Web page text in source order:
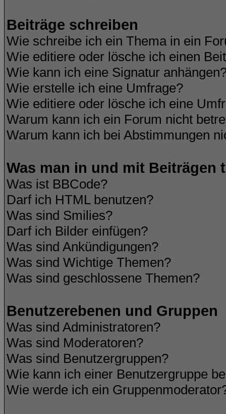
Beiträge schreiben
Wie schreibe ich ein Thema in ein
Wie editiere oder lösche ich einen
Wie kann ich eine Signatur
Wie erstelle ich eine Umfrage?
Wie editiere oder lösche ich eine
Warum kann ich ein Forum nicht
Warum kann ich bei Abstimmungen
Was man in und mit Beiträgen
Was ist BBCode?
Darf ich HTML benutzen?
Was sind Smilies?
Darf ich Bilder einfügen?
Was sind Ankündigungen?
Was sind Wichtige Themen?
Was sind geschlossene Themen?
Benutzerebenen und Gruppen
Was sind Administratoren?
Was sind Moderatoren?
Was sind Benutzergruppen?
Wie kann ich einer Benutzergruppe
Wie werde ich ein